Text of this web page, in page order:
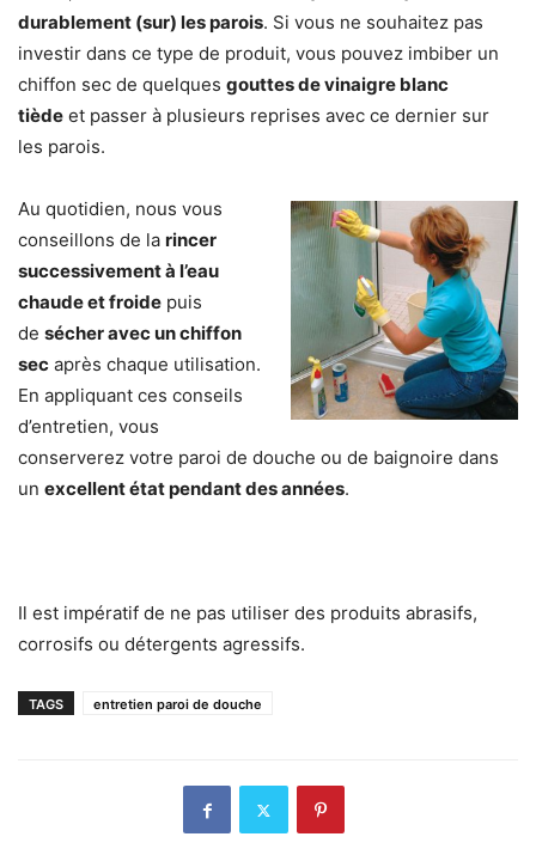
durablement (sur) les parois. Si vous ne souhaitez pas
investir dans ce type de produit, vous pouvez imbiber un
chiffon sec de quelques gouttes de vinaigre blanc
tiède et passer à plusieurs reprises avec ce dernier sur
les parois.
Au quotidien, nous vous
conseillons de la rincer
successivement à l’eau
chaude et froide puis
de sécher avec un chiffon
sec après chaque utilisation.
En appliquant ces conseils
d’entretien, vous
conserverez votre paroi de douche ou de baignoire dans
un excellent état pendant des années.
Il est impératif de ne pas utiliser des produits abrasifs,
corrosifs ou détergents agressifs.
TAGS entretien paroi de douche